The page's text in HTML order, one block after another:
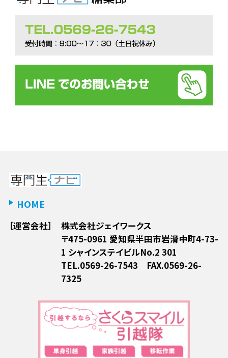
弊社では、第三者配信の広告サービス（Google広告、Yahoo!広告
やサービスの広告を表示するため、クッキー（Cookie）を使用しておりま
す。クッキーを使用することで当サイトはお客様のコンピュータを識別
Cookieを無効にする方法やGoogle 広告に関する詳細は「広告 – ポリ
シーと規約 – Google」をご確認ください。
弊社では、Googleによるアクセス解析ツール「Googleアナリティクス」
す。公開された個人情報が事実と異なる場合、訂正や削除に応じます。
個人情報の取り扱いに関する苦情に対し、適切・迅速に対処します。
保険証など)の写しを、当社宛にご郵送してください。
代表者：大島 博貴
住所：〒475-0961 愛知県半田市岩滑中町4-73-1 シャインステイビル
内容を確認させていただき、ご本人からの請求であることが確認でき次
第、送付させていただきます。
HOME
［運営会社］
株式会社ジェイワークス
〒475-0961 愛知県半田市岩滑中町4-73-
1 シャインステイビルNo.2 301
TEL.0569-26-7543 FAX.0569-26-
7325